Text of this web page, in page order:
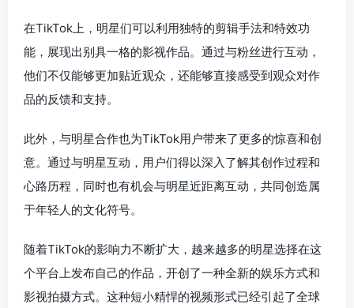
在TikTok上，明星们可以利用独特的剪辑手法和特效功
能，展现出别具一格的影视作品。通过与粉丝进行互动，
他们不仅能够更加贴近观众，还能够直接感受到观众对作
品的反馈和支持。
此外，与明星合作也为TikTok用户带来了更多的惊喜和创
意。通过与明星互动，用户们得以深入了解其创作过程和
心路历程，同时也有机会与明星近距离互动，共同创造属
于年轻人的文化符号。
随着TikTok的影响力不断扩大，越来越多的明星选择在这
个平台上发布自己的作品，开创了一种全新的娱乐方式和
影视拍摄方式。这种短小精悍的视频形式已经引起了全球